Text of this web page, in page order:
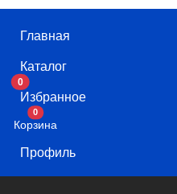
Главная
Каталог
0
Избранное
Корзина
0В корзину
Профиль